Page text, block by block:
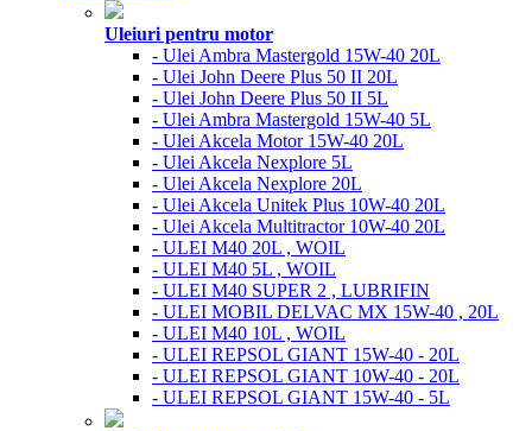
Uleiuri pentru motor
- Ulei Ambra Mastergold 15W-40 20L
- Ulei John Deere Plus 50 II 20L
- Ulei John Deere Plus 50 II 5L
- Ulei Ambra Mastergold 15W-40 5L
- Ulei Akcela Motor 15W-40 20L
- Ulei Akcela Nexplore 5L
- Ulei Akcela Nexplore 20L
- Ulei Akcela Unitek Plus 10W-40 20L
- Ulei Akcela Multitractor 10W-40 20L
- ULEI M40 20L , WOIL
- ULEI M40 5L , WOIL
- ULEI M40 SUPER 2 , LUBRIFIN
- ULEI MOBIL DELVAC MX 15W-40 , 20L
- ULEI M40 10L , WOIL
- ULEI REPSOL GIANT 15W-40 - 20L
- ULEI REPSOL GIANT 10W-40 - 20L
- ULEI REPSOL GIANT 15W-40 - 5L